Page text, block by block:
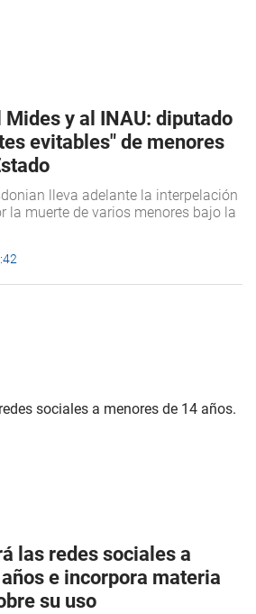
Mides y al INAU: diputado
evitables" de menores
lleva adelante la interpelación
la muerte de varios menores bajo la
las redes sociales a
e incorpora materia
su uso